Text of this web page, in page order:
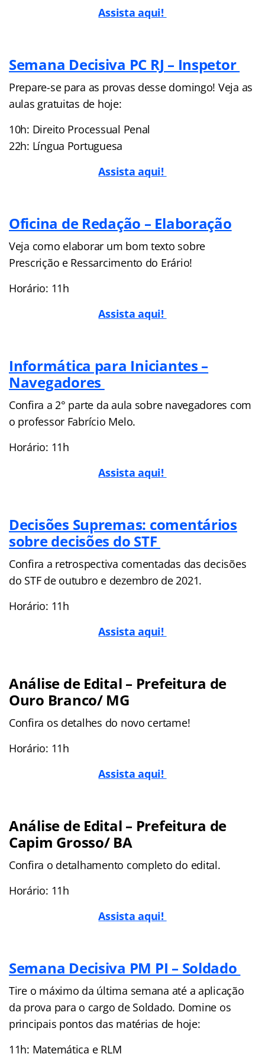
Assista aqui!
Semana Decisiva PC RJ – Inspetor
Prepare-se para as provas desse domingo! Veja as
aulas gratuitas de hoje:
10h: Direito Processual Penal
22h: Língua Portuguesa
Assista aqui!
Oficina de Redação – Elaboração
Veja como elaborar um bom texto sobre
Prescrição e Ressarcimento do Erário!
Horário: 11h
Assista aqui!
Informática para Iniciantes –
Navegadores
Confira a 2° parte da aula sobre navegadores com
o professor Fabrício Melo.
Horário: 11h
Assista aqui!
Decisões Supremas: comentários
sobre decisões do STF
Confira a retrospectiva comentadas das decisões
do STF de outubro e dezembro de 2021.
Horário: 11h
Assista aqui!
Análise de Edital – Prefeitura de
Ouro Branco/ MG
Confira os detalhes do novo certame!
Horário: 11h
Assista aqui!
Análise de Edital – Prefeitura de
Capim Grosso/ BA
Confira o detalhamento completo do edital.
Horário: 11h
Assista aqui!
Semana Decisiva PM PI – Soldado
Tire o máximo da última semana até a aplicação
da prova para o cargo de Soldado. Domine os
principais pontos das matérias de hoje:
11h: Matemática e RLM